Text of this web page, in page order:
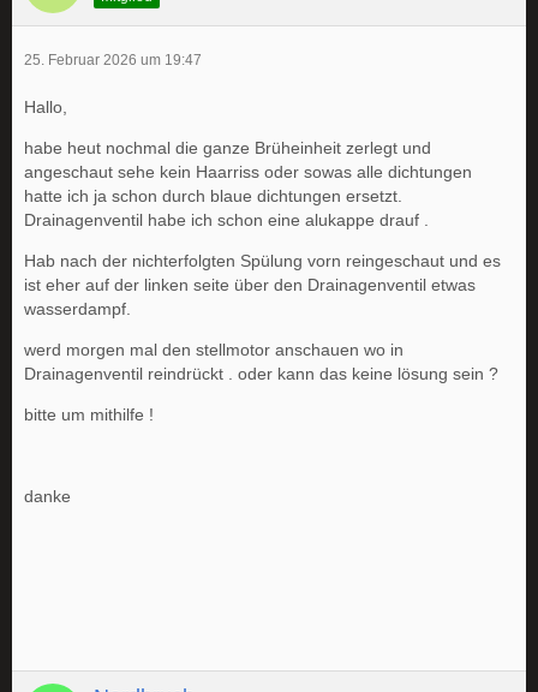
25. Februar 2026 um 19:47
Hallo,
habe heut nochmal die ganze Brüheinheit zerlegt und
angeschaut sehe kein Haarriss oder sowas alle dichtungen
hatte ich ja schon durch blaue dichtungen ersetzt.
Drainagenventil habe ich schon eine alukappe drauf .
Hab nach der nichterfolgten Spülung vorn reingeschaut und es
ist eher auf der linken seite über den Drainagenventil etwas
wasserdampf.
werd morgen mal den stellmotor anschauen wo in
Drainagenventil reindrückt . oder kann das keine lösung sein ?
bitte um mithilfe !
danke